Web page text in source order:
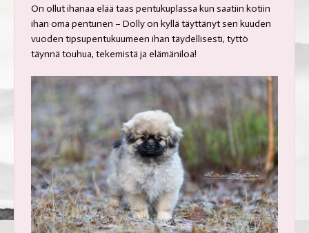
On ollut ihanaa elää taas pentukuplassa kun saatiin kotiin
ihan oma pentunen – Dolly on kyllä täyttänyt sen kuuden
vuoden tipsupentukuumeen ihan täydellisesti, tyttö
täynnä touhua, tekemistä ja elämäniloa!